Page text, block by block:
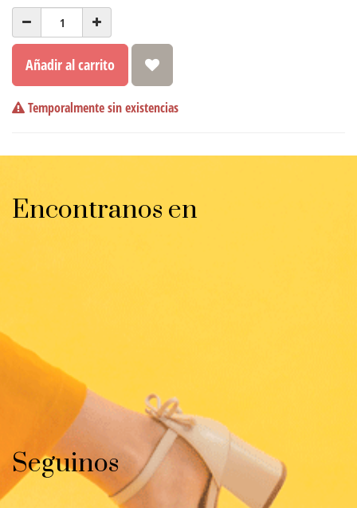
Añadir al carrito
Temporalmente sin existencias
Encontranos en
Seguinos